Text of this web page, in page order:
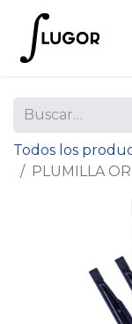
Todos los
PLUMILLA